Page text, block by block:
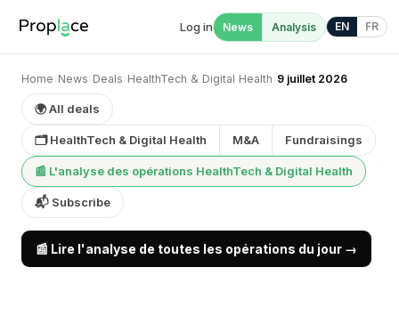
Log in News Analysis EN FR
Home› News› Deals› HealthTech & Digital Health› 9 juillet 2026
🌍 All deals
🗂 HealthTech & Digital Health M&A Fundraisings
📰 L'analyse des opérations HealthTech & Digital Health
📬 Subscribe
📰 Lire l'analyse de toutes les opérations du jour →